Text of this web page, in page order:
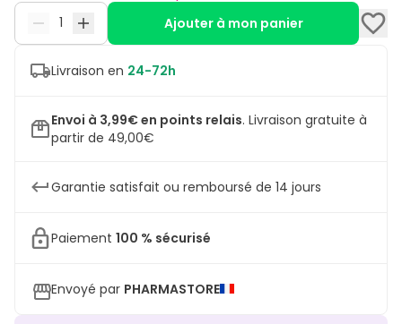
Ajouter à mon panier
Livraison en 24-72h
Envoi à 3,99€ en points relais. Livraison gratuite à
partir de 49,00€
Garantie satisfait ou remboursé de 14 jours
Paiement 100 % sécurisé
Envoyé par PHARMASTORE